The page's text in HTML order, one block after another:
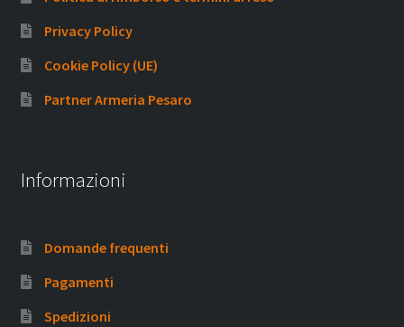
Privacy Policy
Cookie Policy (UE)
Partner Armeria Pesaro
Informazioni
Domande frequenti
Pagamenti
Spedizioni